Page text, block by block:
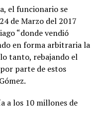
el funcionario se
de Marzo del 2017
“donde vendió
en forma arbitraria la
tanto, rebajando el
parte de estos
a los 10 millones de